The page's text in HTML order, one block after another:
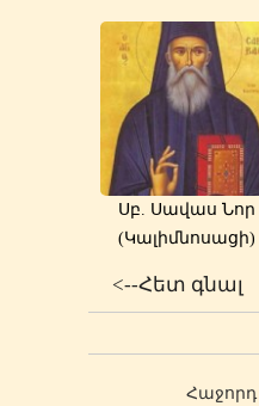
Սբ. Սավաս Նոր
(Կալիմնոսացի)
<--Հետ գնալ
Հաջորդ